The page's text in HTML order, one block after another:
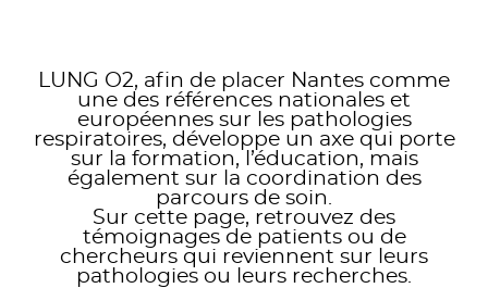
LUNG O2, afin de placer Nantes comme
une des références nationales et
européennes sur les pathologies
respiratoires, développe un axe qui porte
sur la formation, l’éducation, mais
également sur la coordination des
parcours de soin.
Sur cette page, retrouvez des
témoignages de patients ou de
chercheurs qui reviennent sur leurs
pathologies ou leurs recherches.